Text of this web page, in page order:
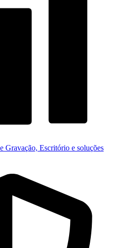
Gravação, Escritório e soluções